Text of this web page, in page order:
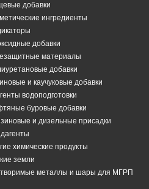
добавки
ингредиенты
добавки
материалы
добавки
и каучуковые добавки
водоподготовки
буровые добавки
и дизельные присадки
химические продукты
земли
металлы и шары для МГРП